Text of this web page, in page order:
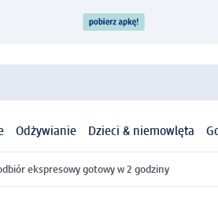
Odżywianie Dzieci & niemowlęta
ekspresowy gotowy w 2 godziny